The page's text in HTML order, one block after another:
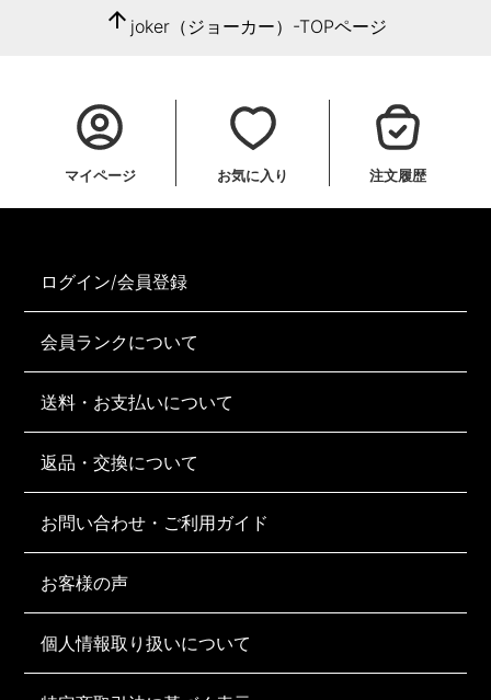
arrow_upward joker（ジョーカー）-TOPページ
マイページ お気に入り 注文履歴
ログイン/会員登録
会員ランクについて
送料・お支払いについて
返品・交換について
お問い合わせ・ご利用ガイド
お客様の声
個人情報取り扱いについて